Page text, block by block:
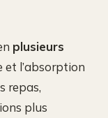
plusieurs
et l’absorption
repas,
plus